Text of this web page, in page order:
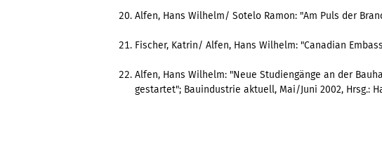
Alfen, Hans Wilhelm/ Sotelo Ramon: "Am Puls der
Fischer, Katrin/ Alfen, Hans Wilhelm: "Canadian
Alfen, Hans Wilhelm: "Neue Studiengänge an der
gestartet"; Bauindustrie aktuell, Mai/Juni 2002, Hrsg.: